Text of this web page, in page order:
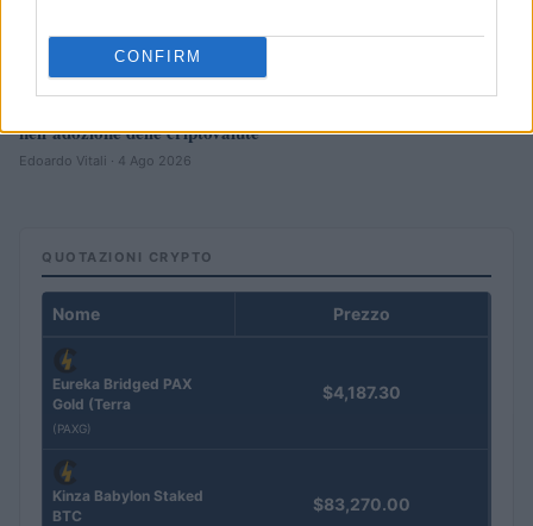
CONFIRM
nell’adozione delle criptovalute
Edoardo Vitali · 4 Ago 2026
QUOTAZIONI CRYPTO
Nome Prezzo
Eureka Bridged PAX
Gold (Terra
(PAXG)
$4,187.30
Kinza Babylon Staked
BTC
$83,270.00